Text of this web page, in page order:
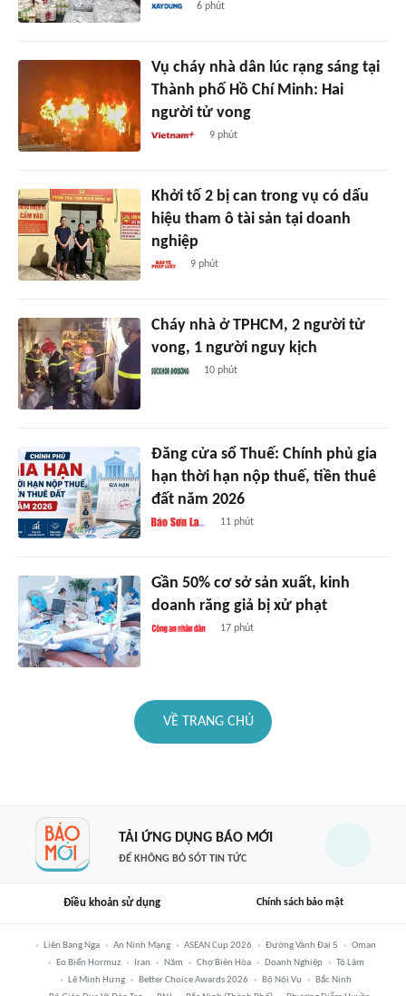
6 phút
Vụ cháy nhà dân lúc rạng sáng tại
Thành phố Hồ Chí Minh: Hai
người tử vong
9 phút
Khởi tố 2 bị can trong vụ có dấu
hiệu tham ô tài sản tại doanh
nghiệp
9 phút
Cháy nhà ở TPHCM, 2 người tử
vong, 1 người nguy kịch
10 phút
Đăng cửa sổ Thuế: Chính phủ gia
hạn thời hạn nộp thuế, tiền thuê
đất năm 2026
11 phút
Gần 50% cơ sở sản xuất, kinh
doanh răng giả bị xử phạt
17 phút
VỀ TRANG CHỦ
TẢI ỨNG DỤNG BÁO MỚI
ĐỂ KHÔNG BỎ SÓT TIN TỨC
Điều khoản sử dụng Chính sách bảo mật
Liên Bang Nga An Ninh Mạng ASEAN Cup 2026 Đường Vành Đai 5
Oman
Eo Biển Hormuz
Iran Năm Chợ Biên Hòa Doanh Nghiệp
Tô Lâm
Lê Minh Hưng
Better Choice Awards 2026 Bộ Nội Vụ
Bắc Ninh